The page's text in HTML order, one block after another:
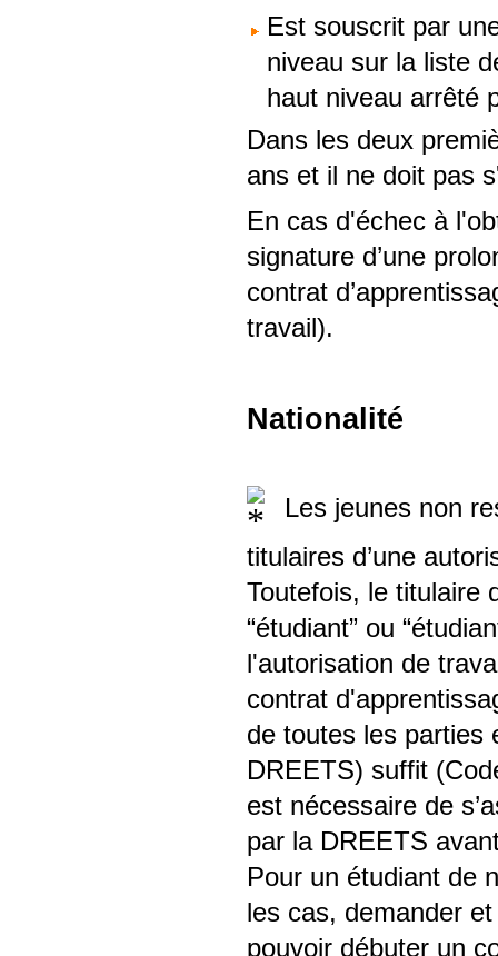
Est souscrit par
niveau sur la liste
haut niveau arrêté
Dans les deux
ans et il ne doit pas
En cas d'échec à
signature d’une
contrat
travail).
Nationalité
Les jeunes non
titulaires d’une
Toutefois, le titulaire
“étudiant” ou
l'autorisation de
contrat
de toutes les parties
DREETS) suffit
est nécessaire de
par la DREETS
Pour un étudiant de
les cas, demander
pouvoir débuter un